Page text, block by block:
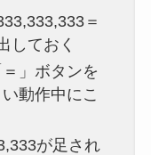
＝
しておく
」ボタンを
動作中にこ
が足され